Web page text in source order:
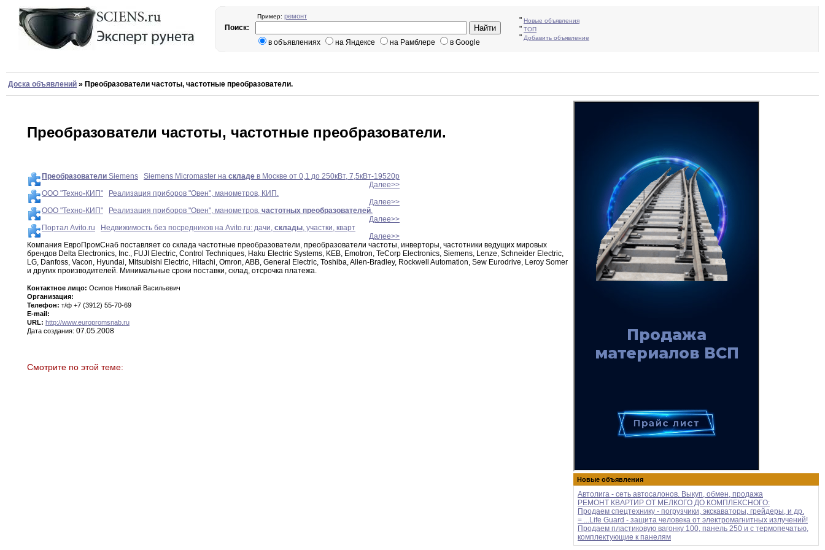
Пример: ремонт " Новые объявления
" ТОП
" Добавить объявление
Поиск:
в объявлениях
на Яндексе на Рамблере в Google
Доска объявлений » Преобразователи частоты, частотные преобразователи.
Новые объявления
Автолига - сеть автосалонов. Выкуп, обмен, продажа
РЕМОНТ КВАРТИР ОТ МЕЛКОГО ДО КОМПЛЕКСНОГО:
Продаем спецтехнику - погрузчики, экскаваторы, грейдеры, и др.
= ...Life Guard - защита человека от электромагнитных излучений!
Продаем пластиковую вагонку 100, панель 250 и с термопечатью,
комплектующие к панелям
Преобразователи частоты, частотные преобразователи.
Преобразователи Siemens Siemens Micromaster на складе в Москве от 0,1 до 250кВт, 7,5кВт-19520р
Далее>>
ООО "Техно-КИП"
Реализация приборов "Овен", манометров, КИП.
Далее>>
ООО "Техно-КИП" Реализация приборов "Овен", манометров, частотных преобразователей.
Далее>>
Портал Avito.ru
Недвижимость без посредников на Avito.ru: дачи, склады, участки, кварт
Далее>>
Компания ЕвроПромСнаб поставляет со склада частотные преобразователи, преобразователи частоты, инверторы, частотники ведущих мировых
брендов Delta Electronics, Inc., FUJI Electric, Control Techniques, Haku Electric Systems, KEB, Emotron, TeCorp Electronics, Siemens, Lenze, Schneider Electric,
LG, Danfoss, Vacon, Hyundai, Mitsubishi Electric, Hitachi, Omron,ABB, General Electric, Toshiba,Allen-Bradley, Rockwell Automation, Sew Eurodrive, Leroy Somer
и других производителей. Минимальные сроки поставки, склад, отсрочка платежа.
Контактное лицо: Осипов Николай Васильевич
Организация:
Телефон: т/ф +7 (3912) 55-70-69
E-mail:
URL: http://www.europromsnab.ru
Дата создания: 07.05.2008
Смотрите по этой теме: